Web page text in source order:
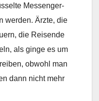
Messenger-
werden. Ärzte, die
die Reisende
als ginge es um
obwohl man
dann nicht mehr